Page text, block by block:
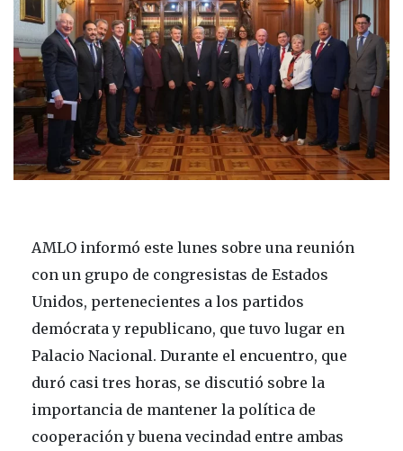
AMLO informó este lunes sobre una reunión
con un grupo de congresistas de Estados
Unidos, pertenecientes a los partidos
demócrata y republicano, que tuvo lugar en
Palacio Nacional. Durante el encuentro, que
duró casi tres horas, se discutió sobre la
importancia de mantener la política de
cooperación y buena vecindad entre ambas